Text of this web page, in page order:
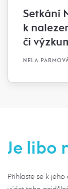
Setkání
k
či
NELA
Je libo
Přihlaste se k